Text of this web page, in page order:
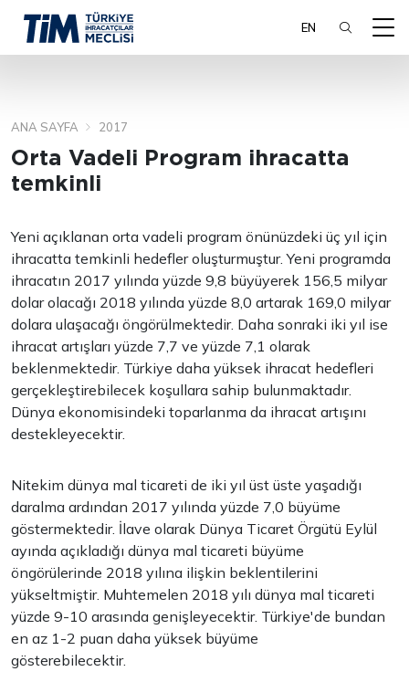
EN
ANA SAYFA 2017
Orta Vadeli Program ihracatta
temkinli
Yeni açıklanan orta vadeli program önünüzdeki üç yıl için
ihracatta temkinli hedefler oluşturmuştur. Yeni programda
ihracatın 2017 yılında yüzde 9,8 büyüyerek 156,5 milyar
dolar olacağı 2018 yılında yüzde 8,0 artarak 169,0 milyar
dolara ulaşacağı öngörülmektedir. Daha sonraki iki yıl ise
ihracat artışları yüzde 7,7 ve yüzde 7,1 olarak
beklenmektedir. Türkiye daha yüksek ihracat hedefleri
gerçekleştirebilecek koşullara sahip bulunmaktadır.
Dünya ekonomisindeki toparlanma da ihracat artışını
destekleyecektir.
Nitekim dünya mal ticareti de iki yıl üst üste yaşadığı
daralma ardından 2017 yılında yüzde 7,0 büyüme
göstermektedir. İlave olarak Dünya Ticaret Örgütü Eylül
ayında açıkladığı dünya mal ticareti büyüme
öngörülerinde 2018 yılına ilişkin beklentilerini
yükseltmiştir. Muhtemelen 2018 yılı dünya mal ticareti
yüzde 9-10 arasında genişleyecektir. Türkiye'de bundan
en az 1-2 puan daha yüksek büyüme
gösterebilecektir.